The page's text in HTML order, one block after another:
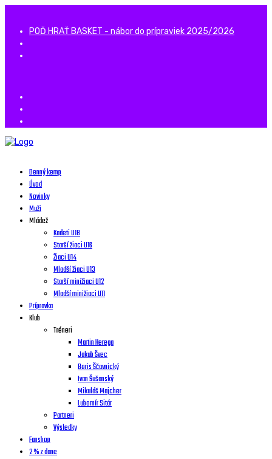
POĎ HRAŤ BASKET - nábor do prípraviek 2025/2026
Denný kemp
Úvod
Novinky
Muži
Mládež
Kadeti U18
Starší žiaci U16
Žiaci U14
Mladší žiaci U13
Starší minižiaci U12
Mladší minižiaci U11
Prípravka
Klub
Tréneri
Martin Herega
Jakub Švec
Boris Ščavnický
Ivan Šušanský
Mikuláš Majcher
Lubomír Sitár
Partneri
Výsledky
Fanshop
2 % z dane